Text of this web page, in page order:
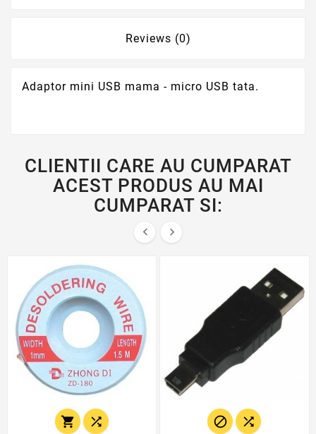
Reviews (0)
Adaptor mini USB mama - micro USB tata.
CLIENTII CARE AU CUMPARAT
ACEST PRODUS AU MAI
CUMPARAT SI:
 
   